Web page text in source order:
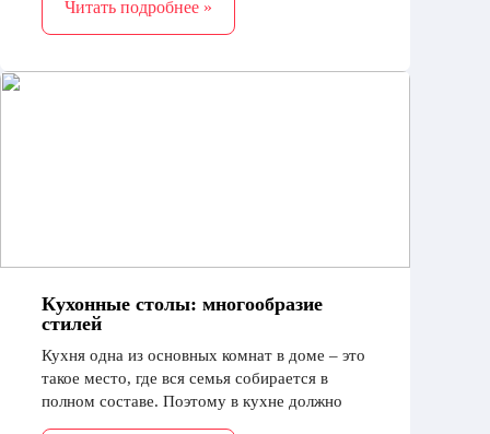
Читать подробнее »
Кухонные столы: многообразие
стилей
Кухня одна из основных комнат в доме – это
такое место, где вся семья собирается в
полном составе. Поэтому в кухне должно
быть уютно и комфортно, и к оформлению